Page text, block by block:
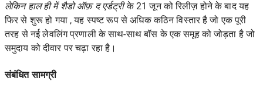
लेकिन हाल ही में शैडो ऑफ़ द एर्डट्रीके 21 जून को रिलीज़ होने के बाद यह
फिर से शुरू हो गया , यह स्पष्ट रूप से अधिक कठिन विस्तार है जो एकपूरी
तरह से नई लेवलिंग प्रणाली के साथ-साथबॉस के एक समूह को जोड़ता है जो
समुदाय को दीवार पर चढ़ा रहा है।
संबंधित सामग्री